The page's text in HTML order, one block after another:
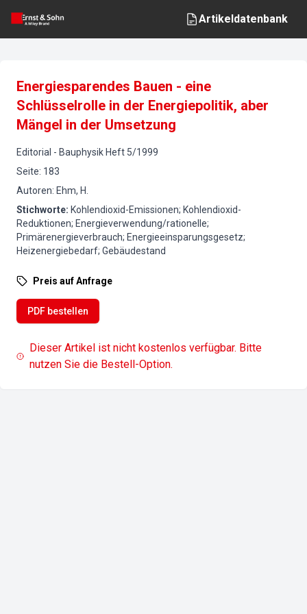
Artikeldatenbank
Energiesparendes Bauen - eine
Schlüsselrolle in der Energiepolitik, aber
Mängel in der Umsetzung
Editorial - Bauphysik Heft 5/1999
Seite: 183
Autoren: Ehm, H.
Stichworte: Kohlendioxid-Emissionen; Kohlendioxid-
Reduktionen; Energieverwendung/rationelle;
Primärenergieverbrauch; Energieeinsparungsgesetz;
Heizenergiebedarf; Gebäudestand
Preis auf Anfrage
PDF bestellen
Dieser Artikel ist nicht kostenlos verfügbar. Bitte
nutzen Sie die Bestell-Option.